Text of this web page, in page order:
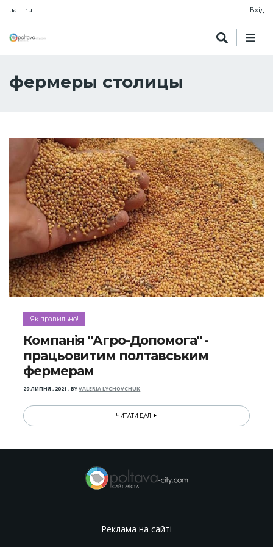
ua | ru Вхід
фермеры столицы
Як правильно!
Компанія "Агро-Допомога" -
працьовитим полтавським
фермерам
29 ЛИПНЯ , 2021 ,BYVALERIA LYCHOVCHUK
ЧИТАТИ ДАЛІ
Реклама на сайті